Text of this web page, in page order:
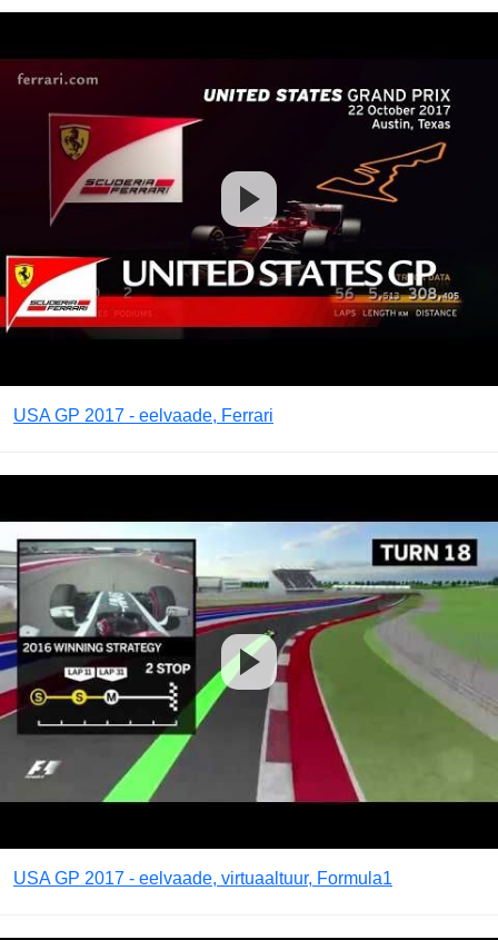
USA GP 2017 - eelvaade, Ferrari
USA GP 2017 - eelvaade, virtuaaltuur, Formula1